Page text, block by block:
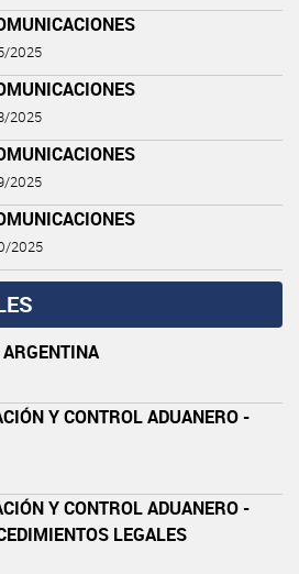
2025
2025
2025
2025
Y CONTROL ADUANERO -
Y CONTROL ADUANERO -
LEGALES